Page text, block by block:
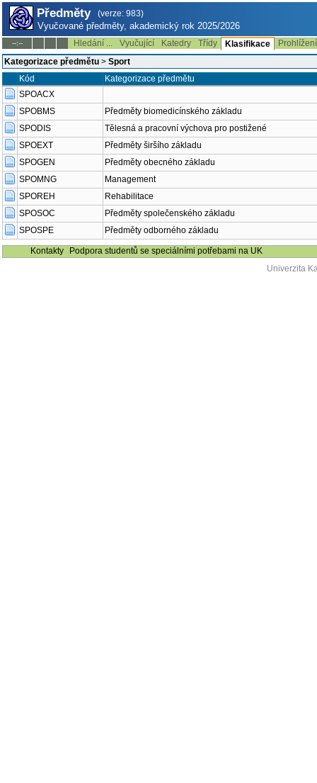
Předměty (verze: 983)
Vyučované předměty, akademický rok 2025/2026
--:-- Hledání ... Vyučující Katedry Třídy Klasifikace
Kategorizace předmětu > Sport
Kód
Kategorizace předmětu
SPOACX
SPOBMS
Předměty biomedicínského základu
SPODIS
Tělesná a pracovní výchova pro postižené
SPOEXT
Předměty širšího základu
SPOGEN
Předměty obecného základu
SPOMNG
Management
SPOREH
Rehabilitace
SPOSOC
Předměty společenského základu
SPOSPE
Předměty odborného základu
Kontakty
Podpora studentů se speciálními potřebami na UK
Univerzita